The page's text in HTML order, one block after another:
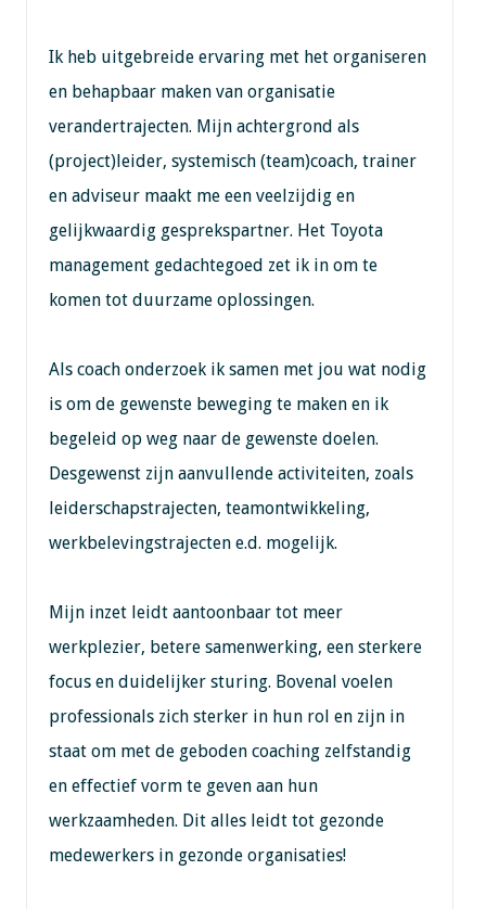
Ik heb uitgebreide ervaring met het organiseren
en behapbaar maken van organisatie
verandertrajecten. Mijn achtergrond als
(project)leider, systemisch (team)coach, trainer
en adviseur maakt me een veelzijdig en
gelijkwaardig gesprekspartner. Het Toyota
management gedachtegoed zet ik in om te
komen tot duurzame oplossingen.
Als coach onderzoek ik samen met jou wat nodig
is om de gewenste beweging te maken en ik
begeleid op weg naar de gewenste doelen.
Desgewenst zijn aanvullende activiteiten, zoals
leiderschapstrajecten, teamontwikkeling,
werkbelevingstrajecten e.d. mogelijk.
Mijn inzet leidt aantoonbaar tot meer
werkplezier, betere samenwerking, een sterkere
focus en duidelijker sturing. Bovenal voelen
professionals zich sterker in hun rol en zijn in
staat om met de geboden coaching zelfstandig
en effectief vorm te geven aan hun
werkzaamheden. Dit alles leidt tot gezonde
medewerkers in gezonde organisaties!